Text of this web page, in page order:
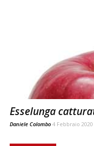
Esselunga
Daniele Colombo 4 Febbraio 2020